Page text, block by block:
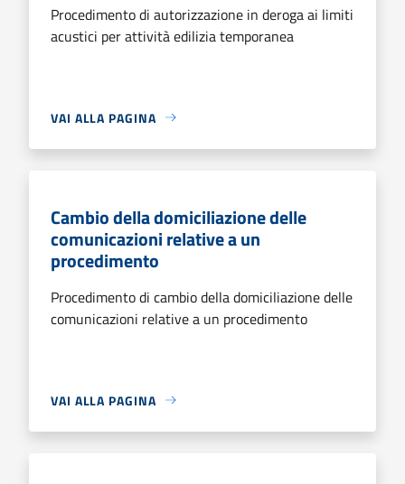
Procedimento di autorizzazione in deroga ai limiti
acustici per attività edilizia temporanea
VAI ALLA PAGINA
Cambio della domiciliazione delle
comunicazioni relative a un
procedimento
Procedimento di cambio della domiciliazione delle
comunicazioni relative a un procedimento
VAI ALLA PAGINA